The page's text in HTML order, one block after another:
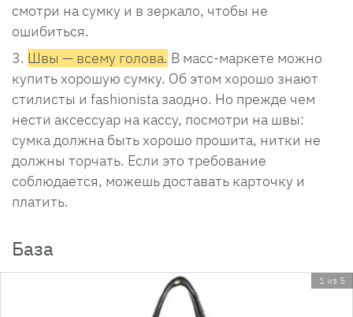
смотри на сумку и в зеркало, чтобы не
ошибиться.
Швы — всему голова. В масс-маркете можно
купить хорошую сумку. Об этом хорошо знают
стилисты и fashionista заодно. Но прежде чем
нести аксессуар на кассу, посмотри на швы:
сумка должна быть хорошо прошита, нитки не
должны торчать. Если это требование
соблюдается, можешь доставать карточку и
платить.
База
1 из 5